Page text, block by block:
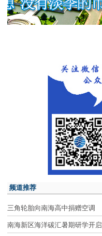
频道推荐
三角轮胎向南海高中捐赠空调
南海新区海洋碳汇暑期研学开启